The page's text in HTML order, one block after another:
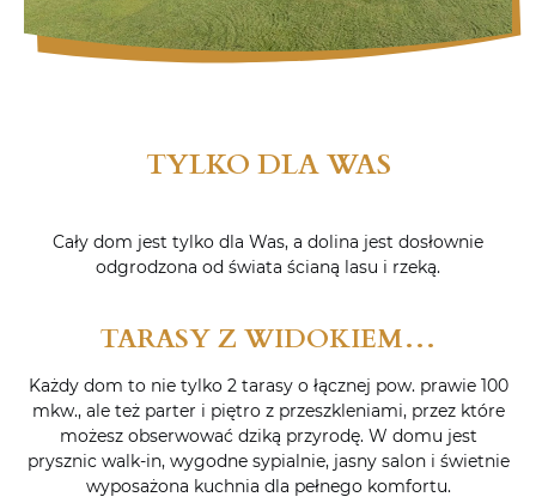
TYLKO DLA WAS
Cały dom jest tylko dla Was, a dolina jest dosłownie
odgrodzona od świata ścianą lasu i rzeką.
TARASY Z WIDOKIEM…
Każdy dom to nie tylko 2 tarasy o łącznej pow. prawie 100
mkw., ale też parter i piętro z przeszkleniami, przez które
możesz obserwować dziką przyrodę. W domu jest
prysznic walk-in, wygodne sypialnie, jasny salon i świetnie
wyposażona kuchnia dla pełnego komfortu.